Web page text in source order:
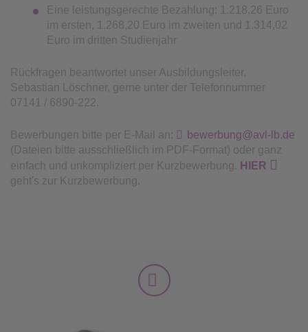
Eine leistungsgerechte Bezahlung: 1.218,26 Euro
im ersten, 1.268,20 Euro im zweiten und 1.314,02
Euro im dritten Studienjahr
Rückfragen beantwortet unser Ausbildungsleiter,
Sebastian Löschner, gerne unter der Telefonnummer
07141 / 6890-222.
Bewerbungen bitte per E-Mail an:
bewerbung@avl-lb.de
(Dateien bitte ausschließlich im PDF-Format) oder ganz
einfach und unkompliziert per Kurzbewerbung. HIER
geht's zur Kurzbewerbung.